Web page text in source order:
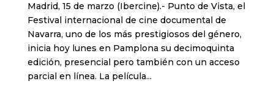
Madrid, 15 de marzo (Ibercine).- Punto de Vista, el
Festival internacional de cine documental de
Navarra, uno de los más prestigiosos del género,
inicia hoy lunes en Pamplona su decimoquinta
edición, presencial pero también con un acceso
parcial en línea. La película...